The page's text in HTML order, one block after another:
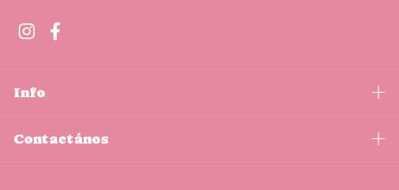
Info
Contactános